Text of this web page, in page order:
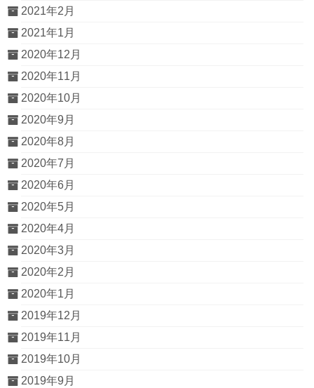
2021年2月
2021年1月
2020年12月
2020年11月
2020年10月
2020年9月
2020年8月
2020年7月
2020年6月
2020年5月
2020年4月
2020年3月
2020年2月
2020年1月
2019年12月
2019年11月
2019年10月
2019年9月